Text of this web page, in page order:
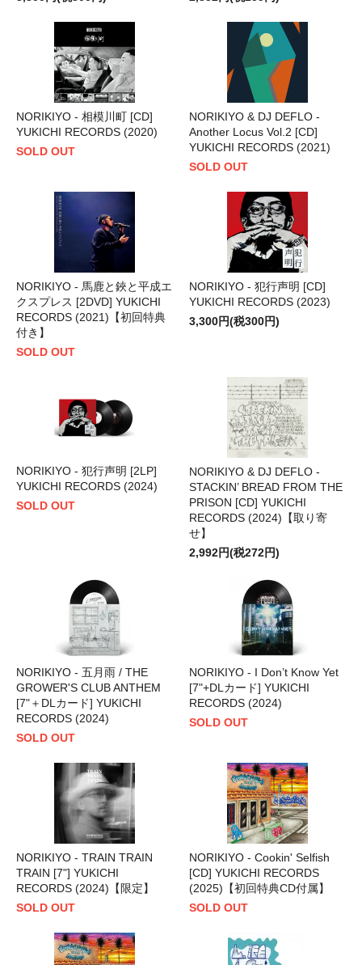
NORIKIYO - 相模川町 [CD]
YUKICHI RECORDS (2020)
SOLD OUT
NORIKIYO & DJ DEFLO -
Another Locus Vol.2 [CD]
YUKICHI RECORDS (2021)
SOLD OUT
NORIKIYO - 馬鹿と鋏と平成エ
クスプレス [2DVD] YUKICHI
RECORDS (2021)【初回特典
付き】
SOLD OUT
NORIKIYO - 犯行声明 [CD]
YUKICHI RECORDS (2023)
3,300円(税300円)
NORIKIYO - 犯行声明 [2LP]
YUKICHI RECORDS (2024)
SOLD OUT
NORIKIYO & DJ DEFLO -
STACKIN’ BREAD FROM THE
PRISON [CD] YUKICHI
RECORDS (2024)【取り寄
せ】
2,992円(税272円)
NORIKIYO - 五月雨 / THE
GROWER'S CLUB ANTHEM
[7"＋DLカード] YUKICHI
RECORDS (2024)
SOLD OUT
NORIKIYO - I Don’t Know Yet
[7"+DLカード] YUKICHI
RECORDS (2024)
SOLD OUT
NORIKIYO - TRAIN TRAIN
TRAIN [7"] YUKICHI
RECORDS (2024)【限定】
SOLD OUT
NORIKIYO - Cookin' Selfish
[CD] YUKICHI RECORDS
(2025)【初回特典CD付属】
SOLD OUT